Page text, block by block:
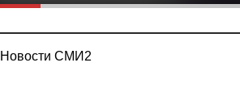
Новости СМИ2